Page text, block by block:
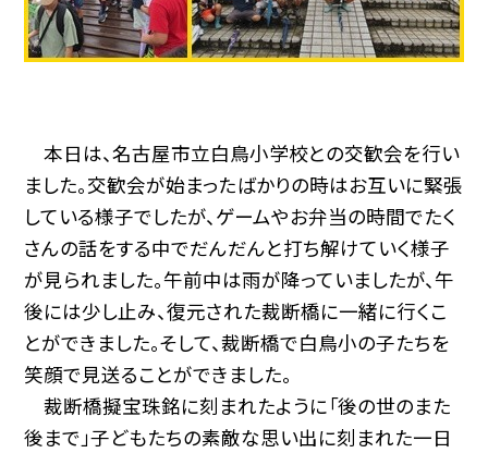
本日は、名古屋市立白鳥小学校との交歓会を行い
ました。交歓会が始まったばかりの時はお互いに緊張
している様子でしたが、ゲームやお弁当の時間でたく
さんの話をする中でだんだんと打ち解けていく様子
が見られました。午前中は雨が降っていましたが、午
後には少し止み、復元された裁断橋に一緒に行くこ
とができました。そして、裁断橋で白鳥小の子たちを
笑顔で見送ることができました。
裁断橋擬宝珠銘に刻まれたように「後の世のまた
後まで」子どもたちの素敵な思い出に刻まれた一日